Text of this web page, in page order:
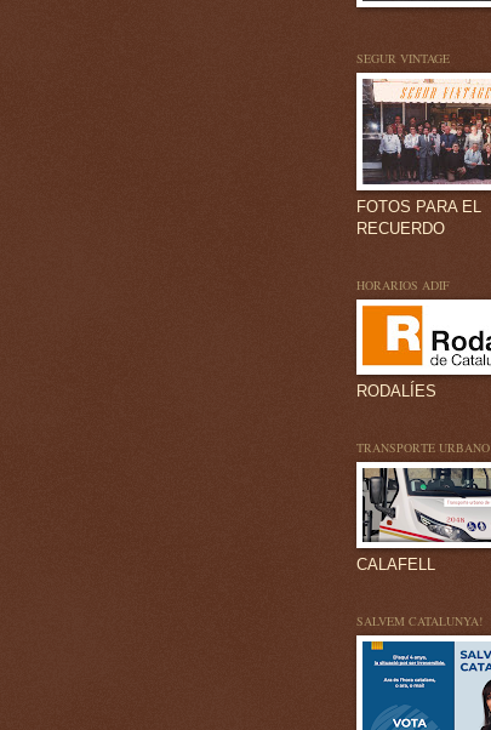
SEGUR VINTAGE
FOTOS PARA EL
RECUERDO
HORARIOS ADIF
RODALÍES
TRANSPORTE URBANO
CALAFELL
SALVEM CATALUNYA!